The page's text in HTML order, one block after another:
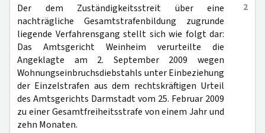
2
Der dem Zuständigkeitsstreit über eine
nachträgliche Gesamtstrafenbildung zugrunde
liegende Verfahrensgang stellt sich wie folgt dar:
Das Amtsgericht Weinheim verurteilte die
Angeklagte am 2. September 2009 wegen
Wohnungseinbruchsdiebstahls unter Einbeziehung
der Einzelstrafen aus dem rechtskräftigen Urteil
des Amtsgerichts Darmstadt vom 25. Februar 2009
zu einer Gesamtfreiheitsstrafe von einem Jahr und
zehn Monaten.